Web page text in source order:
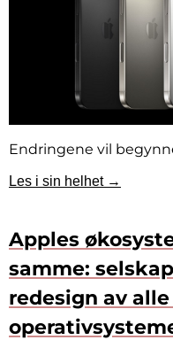
Endringene vil
Les i sin helhet →
Apples
samme:
redesign av